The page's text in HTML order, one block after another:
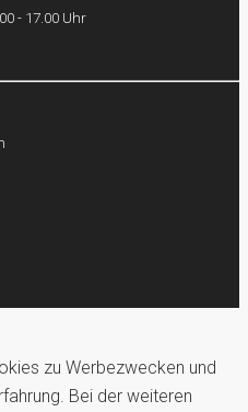
- 17.00 Uhr
zu Werbezwecken und
Bei der weiteren